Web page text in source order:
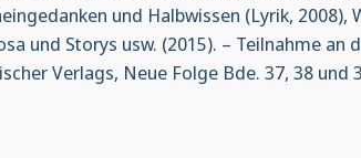
und Halbwissen (Lyrik, 2008),
und Storys usw. (2015). – Teilnahme an
Verlags, Neue Folge Bde. 37, 38 und